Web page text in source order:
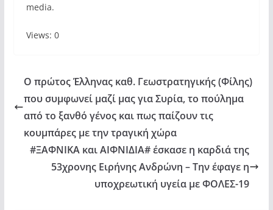
media.
Views: 0
Ο πρώτος Έλληνας καθ. Γεωστρατηγικής (Φίλης)
που συμφωνεί μαζί μας για Συρία, το πούλημα
από το ξανθό γένος και πως παίζουν τις
κουμπάρες με την τραγική χώρα
#ΞΑΦΝΙΚΑ και ΑΙΦΝΙΔΙΑ# έσκασε η καρδιά της
53χρονης Ειρήνης Ανδρώνη – Την έφαγε η
υποχρεωτική υγεία με ΦΟΛΕΣ-19